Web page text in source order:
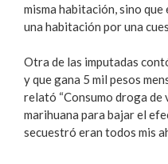
misma habitación, sino
una habitación por una
Otra de las imputadas
y que gana 5 mil pesos
relató “Consumo droga de
marihuana para bajar el
secuestró eran todos mis